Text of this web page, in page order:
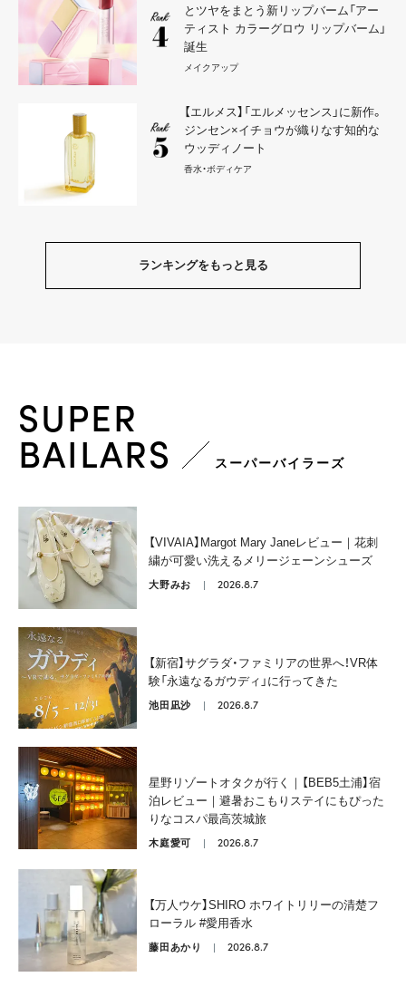
とツヤをまとう新リップバーム「アー
ティスト カラーグロウ リップバーム」
誕生
メイクアップ
【エルメス】「エルメッセンス」に新作。
ジンセン×イチョウが織りなす知的な
ウッディノート
香水・ボディケア
ランキングをもっと見る
SUPER
BAILARS スーパーバイラーズ
【VIVAIA】Margot Mary Janeレビュー｜花刺
繍が可愛い洗えるメリージェーンシューズ
大野みお 2026.8.7
【新宿】サグラダ・ファミリアの世界へ！VR体
験「永遠なるガウディ」に行ってきた
池田凪沙 2026.8.7
星野リゾートオタクが行く｜【BEB5土浦】宿
泊レビュー｜避暑おこもりステイにもぴった
りなコスパ最高茨城旅
木庭愛可 2026.8.7
【万人ウケ】SHIRO ホワイトリリーの清楚フ
ローラル #愛用香水
藤田あかり 2026.8.7